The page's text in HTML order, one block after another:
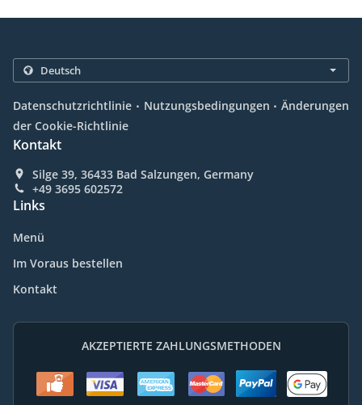
Datenschutzrichtlinie . Nutzungsbedingungen . Änderungen
der Cookie-Richtlinie
Kontakt
Silge 39, 36433 Bad Salzungen, Germany
+49 3695 602572
Links
Menü
Im Voraus bestellen
Kontakt
AKZEPTIERTE ZAHLUNGSMETHODEN